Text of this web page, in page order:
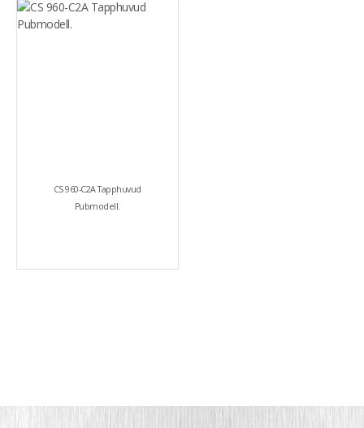
CS 960-C2A Tapphuvud
Pubmodell.